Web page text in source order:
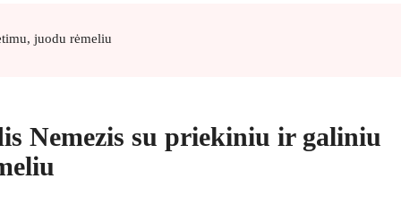
juodu rėmeliu
Nemezis su priekiniu ir galiniu